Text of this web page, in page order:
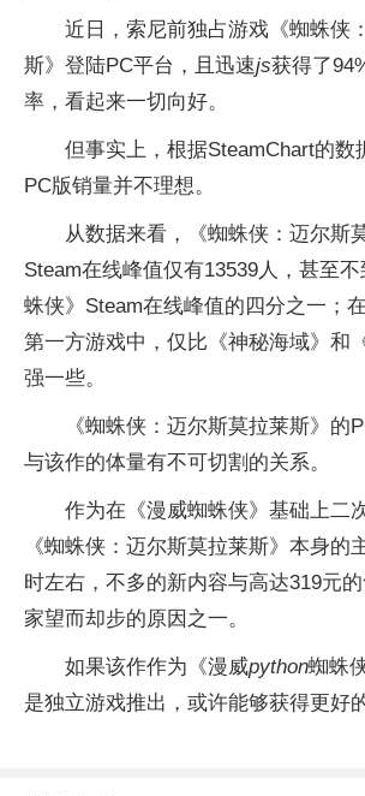
近日，索尼前独占游戏《蜘蛛侠
斯》登陆PC平台，且迅速js获得了
率，看起来一切向好。
但事实上，根据SteamChart的数
PC版销量并不理想。
从数据来看，《蜘蛛侠：迈尔斯
Steam在线峰值仅有13539人，甚至
蛛侠》Steam在线峰值的四分之一；
第一方游戏中，仅比《神秘海域》和
强一些。
《蜘蛛侠：迈尔斯莫拉莱斯》的
与该作的体量有不可切割的关系。
作为在《漫威蜘蛛侠》基础上二
《蜘蛛侠：迈尔斯莫拉莱斯》本身的
时左右，不多的新内容与高达319元
家望而却步的原因之一。
如果该作作为《漫威python蜘蛛
是独立游戏推出，或许能够获得更好